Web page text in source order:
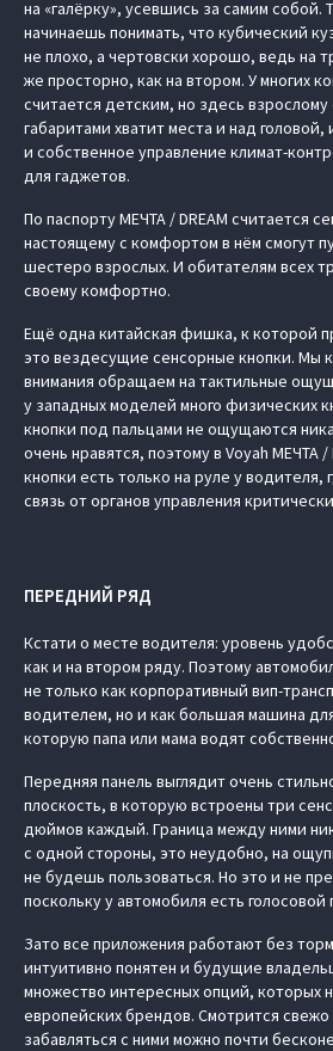
на «галёрку», усевшись за самим собой.
начинаешь понимать, что кубический
не плохо, а чертовски хорошо, ведь на
же просторно, как на втором. У многих
считается детским, но здесь
габаритами хватит места и над головой,
и собственное управление климат-
для гаджетов.
По паспорту МЕЧТА / DREAM считается
настоящему с комфортом в нём смогут
шестеро взрослых. И обитателям всех
своему комфортно.
Ещё одна китайская фишка, к которой
это вездесущие сенсорные кнопки. Мы
внимания обращаем на тактильные
у западных моделей много физических
кнопки под пальцами не ощущаются
очень нравятся, поэтому в Voyah МЕЧТА
кнопки есть только на руле у водителя,
связь от органов управления
ПЕРЕДНИЙ РЯД
Кстати о месте водителя: уровень
как и на втором ряду. Поэтому
не только как корпоративный вип-
водителем, но и как большая машина
которую папа или мама водят
Передняя панель выглядит очень
плоскость, в которую встроены три
дюймов каждый. Граница между ними
с одной стороны, это неудобно, на
не будешь пользоваться. Но это и не
поскольку у автомобиля есть
Зато все приложения работают без
интуитивно понятен и будущие
множество интересных опций, которых
европейских брендов. Смотрится свежо
забавляться с ними можно почти